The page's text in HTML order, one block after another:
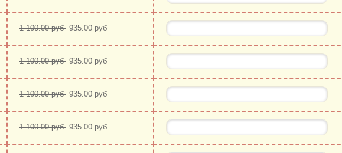
1 100.00 руб 935.00 руб
1 100.00 руб 935.00 руб
1 100.00 руб 935.00 руб
1 100.00 руб 935.00 руб